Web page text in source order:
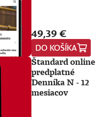
49,39 €
DO KOŠÍKA
Štandard online
predplatné
Denníka N - 12
mesiacov